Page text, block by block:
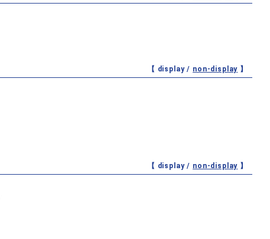
【 display / non-display 】
【 display / non-display 】